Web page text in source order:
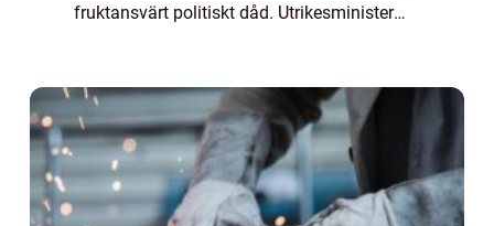
fruktansvärt politiskt dåd. Utrikesminister
Detta...